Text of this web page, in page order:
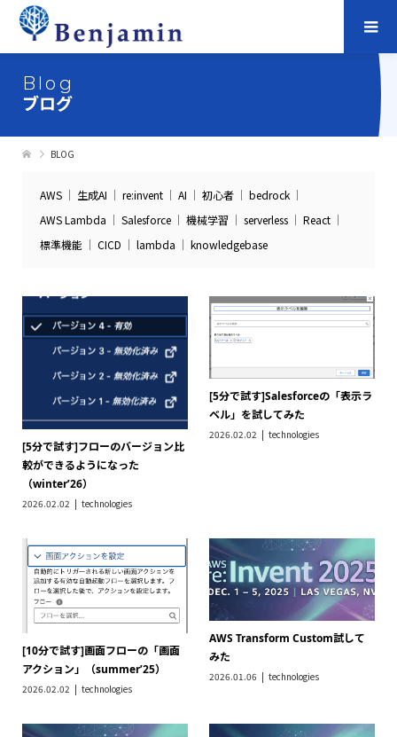
Blog
ブログ
BLOG
AWS 生成AI re:invent AI 初心者
bedrock
AWS Lambda
Salesforce 機械学習 serverless
React
標準機能
CICD lambda knowledgebase
[5分で試す]フローのバージョン比
較ができるようになった
（winter’26）
2026.02.02 technologies
[5分で試す]Salesforceの「表示ラ
ベル」を試してみた
2026.02.02 technologies
[10分で試す]画面フローの「画面
アクション」（summer’25）
2026.02.02 technologies
AWS Transform Custom試して
みた
2026.01.06 technologies